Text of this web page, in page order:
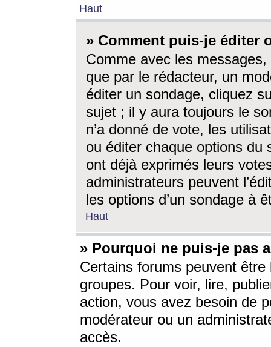
Haut
» Comment puis-je éditer
Comme avec les
que par le rédacteur, un
éditer un sondage, cliquez
sujet ; il y aura toujours le
n’a donné de vote, les
ou éditer chaque options du
ont déjà exprimés leurs
administrateurs peuvent
les options d’un sondage à
Haut
» Pourquoi ne puis-je pas
Certains forums peuvent être
groupes. Pour voir, lire,
action, vous avez besoin de
modérateur ou un
accès.